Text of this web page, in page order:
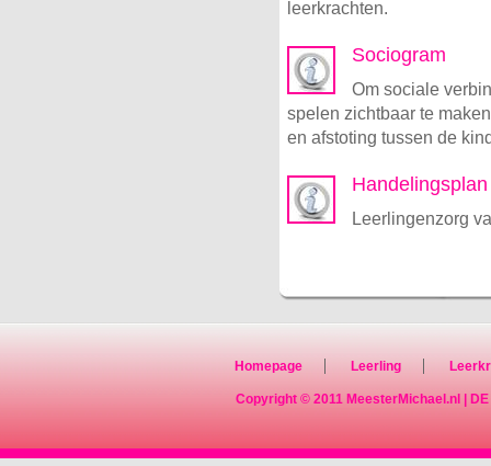
leerkrachten.
Sociogram
Om sociale
spelen zichtbaar te
en afstoting tussen de
Leerlingenzorg
Homepage Leerling
Copyright © 2011 MeesterMichael.nl